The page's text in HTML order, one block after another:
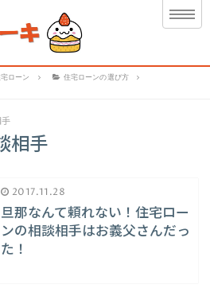
ローン
住宅ローンの選び方
相手
2017.11.28
旦那なんて頼れない！住宅ロー
ンの相談相手はお義父さんだっ
た！